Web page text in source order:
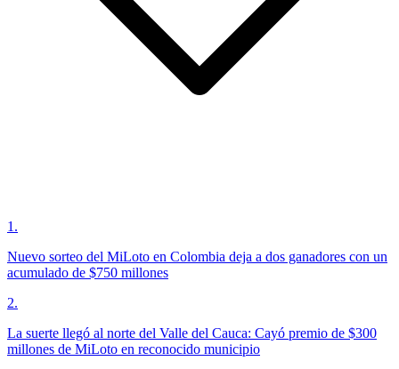
1 .
Nuevo sorteo del MiLoto en Colombia deja a dos ganadores con un
acumulado de $750 millones
2.
La suerte llegó al norte del Valle del Cauca: Cayó premio de $300
millones de MiLoto en reconocido municipio